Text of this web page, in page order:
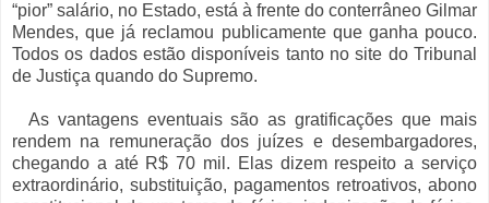
“pior” salário, no Estado, está à frente do conterrâneo Gilmar
Mendes, que já reclamou publicamente que ganha pouco.
Todos os dados estão disponíveis tanto no site do Tribunal
de Justiça quando do Supremo.
As vantagens eventuais são as gratificações que mais
rendem na remuneração dos juízes e desembargadores,
chegando a até R$ 70 mil. Elas dizem respeito a serviço
extraordinário, substituição, pagamentos retroativos, abono